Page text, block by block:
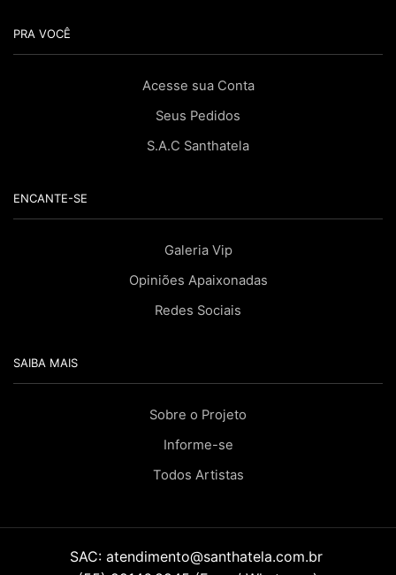
PRA VOCÊ
Acesse sua Conta
Seus Pedidos
S.A.C Santhatela
ENCANTE-SE
Galeria Vip
Opiniões Apaixonadas
Redes Sociais
SAIBA MAIS
Sobre o Projeto
Informe-se
Todos Artistas
SAC: atendimento@santhatela.com.br